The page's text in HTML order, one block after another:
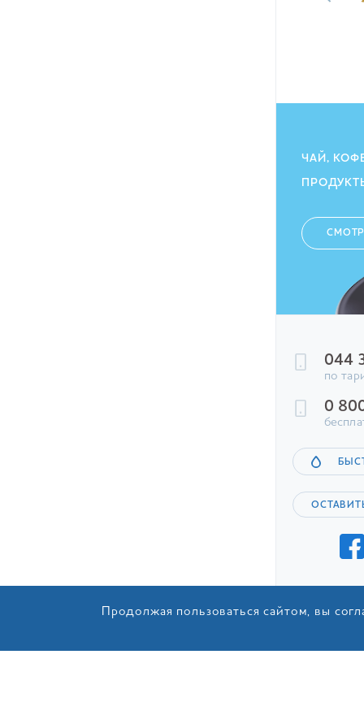
ЧАЙ,
044
по
0
Продолжая пользоваться сайтом, вы